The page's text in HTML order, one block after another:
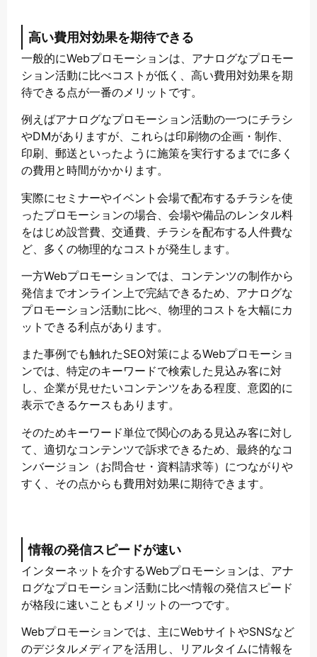
高い費用対効果を期待できる
一般的にWebプロモーションは、アナログなプロモー
ション活動に比べコストが低く、高い費用対効果を期
待できる点が一番のメリットです。
例えばアナログなプロモーション活動の一つにチラシ
やDMがありますが、これらは印刷物の企画・制作、
印刷、郵送といったように施策を実行するまでに多く
の費用と時間がかかります。
実際にセミナーやイベント会場で配布するチラシを使
ったプロモーションの場合、会場や備品のレンタル料
をはじめ設営費、交通費、チラシを配布する人件費な
ど、多くの物理的なコストが発生します。
一方Webプロモーションでは、コンテンツの制作から
発信までオンライン上で完結できるため、アナログな
プロモーション活動に比べ、物理的コストを大幅にカ
ットできる利点があります。
また事例でも触れたSEO対策によるWebプロモーショ
ンでは、特定のキーワードで検索した見込み客に対
し、企業が見せたいコンテンツをある程度、意図的に
表示できるケースもあります。
そのためキーワード単位で関心のある見込み客に対し
て、適切なコンテンツで訴求できるため、最終的なコ
ンバージョン（お問合せ・資料請求等）につながりや
すく、その点からも費用対効果に期待できます。
情報の発信スピードが速い
インターネットを介するWebプロモーションは、アナ
ログなプロモーション活動に比べ情報の発信スピード
が格段に速いこともメリットの一つです。
Webプロモーションでは、主にWebサイトやSNSなど
のデジタルメディアを活用し、リアルタイムに情報を